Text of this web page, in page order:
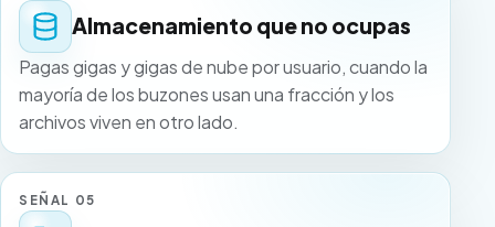
Almacenamiento que no ocupas
Pagas gigas y gigas de nube por usuario, cuando la
mayoría de los buzones usan una fracción y los
archivos viven en otro lado.
SEÑAL 05